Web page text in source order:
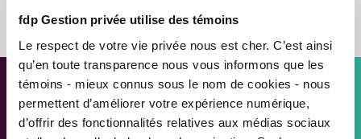
fdp Gestion privée utilise des témoins
Le respect de votre vie privée nous est cher. C’est ainsi
qu’en toute transparence nous vous informons que les
témoins - mieux connus sous le nom de cookies - nous
permettent d’améliorer votre expérience numérique,
d’offrir des fonctionnalités relatives aux médias sociaux
Approche personnalisée,
Solutions adaptées.